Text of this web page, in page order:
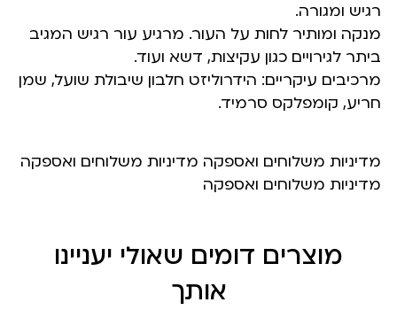
רגיש ומגורה.
מנקה ומותיר לחות על העור. מרגיע עור רגיש המגיב
ביתר לגירויים כגון עקיצות, דשא ועוד.
מרכיבים עיקריים: הידרוליזט חלבון שיבולת שועל, שמן
חריע, קומפלקס סרמיד.
מדיניות משלוחים ואספקה מדיניות משלוחים ואספקה
מדיניות משלוחים ואספקה
מוצרים דומים שאולי יעניינו
אותך